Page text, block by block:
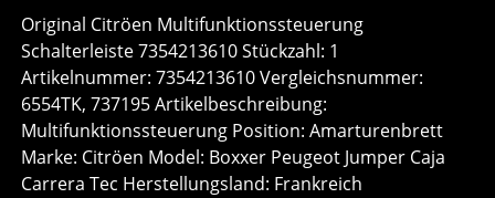
Original Citröen Multifunktionssteuerung
Schalterleiste 7354213610 Stückzahl: 1
Artikelnummer: 7354213610 Vergleichsnummer:
6554TK, 737195 Artikelbeschreibung:
Multifunktionssteuerung Position: Amarturenbrett
Marke: Citröen Model: Boxxer Peugeot Jumper Caja
Carrera Tec Herstellungsland: Frankreich